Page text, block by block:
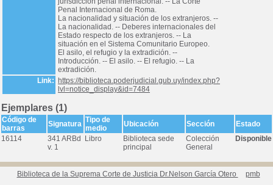
Penal Internacional de Roma.
La nacionalidad y situación de los extranjeros. --
La nacionalidad. -- Deberes internacionales del
Estado respecto de los extranjeros. -- La
situación en el Sistema Comunitario Europeo.
El asilo, el refugio y la extradición. --
Introducción. -- El asilo. -- El refugio. -- La
extradición.
Link:
https://biblioteca.poderjudicial.gub.uy/index.php?
lvl=notice_display&id=7484
Ejemplares (1)
Código de
barras
Signatura Tipo de
medio
Ubicación Sección
Estado
16114
341 ARBd
v. 1
Libro
Biblioteca sede
principal
Colección
General
Disponible
Biblioteca de la Suprema Corte de Justicia Dr.Nelson García Otero pmb